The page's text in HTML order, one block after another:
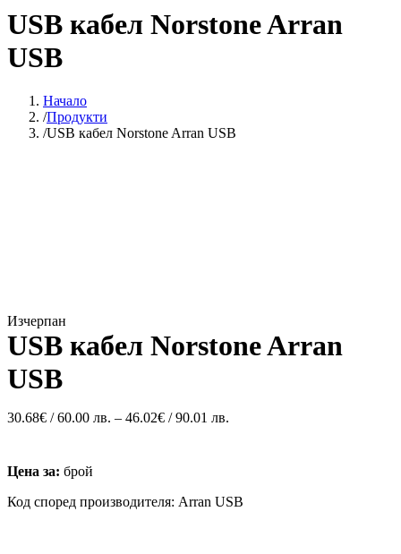
USB кабел Norstone Arran
USB
Начало
Продукти
USB кабел Norstone Arran USB
Изчерпан
USB кабел Norstone Arran
USB
30.68€ / 60.00 лв. – 46.02€ / 90.01 лв.
Цена за: брой
Код според производителя: Arran USB